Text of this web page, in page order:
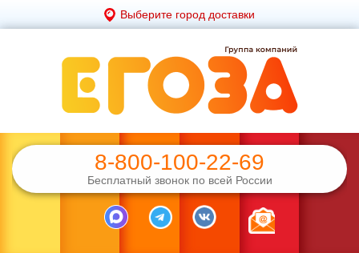
Выберите город доставки
8-800-100-22-69
Бесплатный звонок по всей России